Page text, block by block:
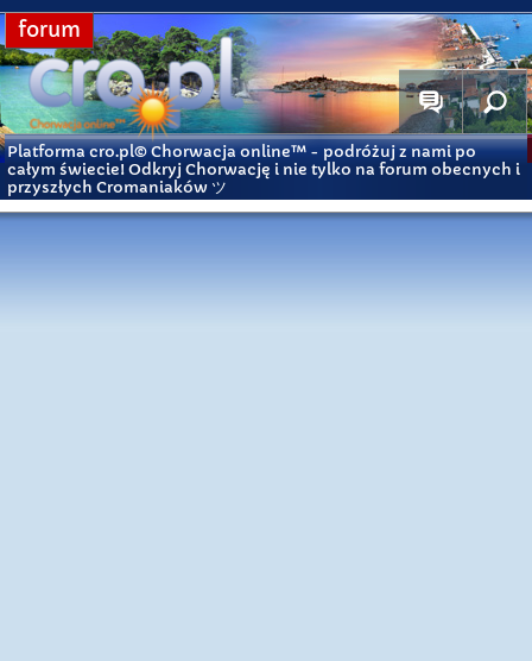
forum
Platforma cro.pl© Chorwacja online™ - podróżuj z nami po
całym świecie! Odkryj Chorwację i nie tylko na forum obecnych i
przyszłych Cromaniaków ツ